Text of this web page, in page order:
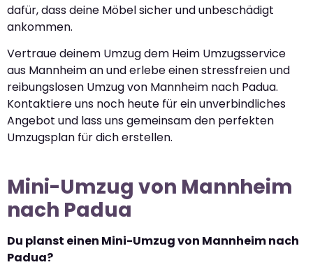
dafür, dass deine Möbel sicher und unbeschädigt
ankommen.
Vertraue deinem Umzug dem Heim Umzugsservice
aus Mannheim an und erlebe einen stressfreien und
reibungslosen Umzug von Mannheim nach Padua.
Kontaktiere uns noch heute für ein unverbindliches
Angebot und lass uns gemeinsam den perfekten
Umzugsplan für dich erstellen.
Mini-Umzug von Mannheim
nach Padua
Du planst einen Mini-Umzug von Mannheim nach
Padua?